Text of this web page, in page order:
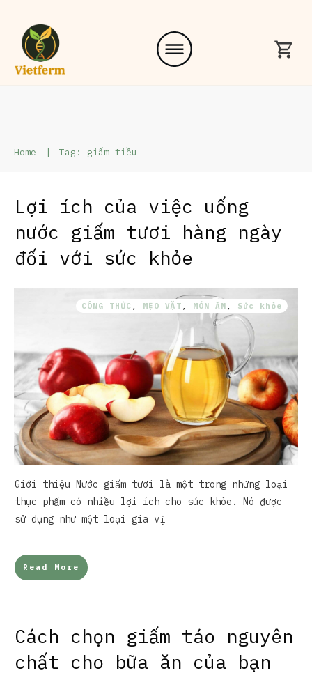
Home | Tag: giấm tiều
Lợi ích của việc uống
nước giấm tươi hàng ngày
đối với sức khỏe
CÔNG THỨC MẸO VẶT MÓN ĂN Sức khỏe
Giới thiệu Nước giấm tươi là một trong những loại
thực phẩm có nhiều lợi ích cho sức khỏe. Nó được
sử dụng như một loại gia vị
Read More
Cách chọn giấm táo nguyên
chất cho bữa ăn của bạn